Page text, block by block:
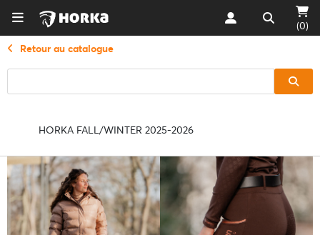
(0)
Retour au catalogue
HORKA FALL/WINTER 2025-2026